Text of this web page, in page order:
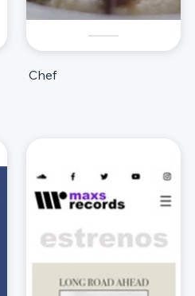
Chef